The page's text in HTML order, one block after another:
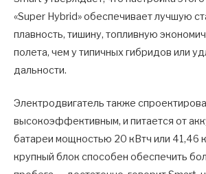
«Super Hybrid» обеспечивает лучшую
плавность, тишину, топливную
полета, чем у типичных гибридов или
дальности.
Электродвигатель также
высокоэффективным, и питается от
батареи мощностью 20 кВтч или 41,46
крупный блок способен обеспечить